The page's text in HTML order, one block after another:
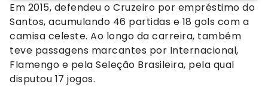
Em 2015, defendeu o Cruzeiro por empréstimo do
Santos, acumulando 46 partidas e 18 gols com a
camisa celeste. Ao longo da carreira, também
teve passagens marcantes por Internacional,
Flamengo e pela Seleção Brasileira, pela qual
disputou 17 jogos.